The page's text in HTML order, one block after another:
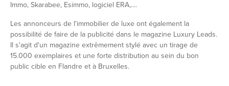
Immo, Skarabee, Esimmo, logiciel ERA,....
Les annonceurs de l'immobilier de luxe ont également la
possibilité de faire de la publicité dans le magazine Luxury Leads.
Il s'agit d'un magazine extrêmement stylé avec un tirage de
15.000 exemplaires et une forte distribution au sein du bon
public cible en Flandre et à Bruxelles.